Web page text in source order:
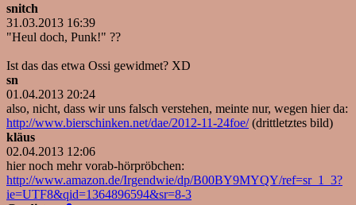
snitch
31.03.2013 16:39
"Heul doch, Punk!" ??
Ist das das etwa Ossi gewidmet? XD
sn
01.04.2013 20:24
also, nicht, dass wir uns falsch verstehen, meinte nur, wegen hier da:
http://www.bierschinken.net/dae/2012-11-24foe/(drittletztes bild)
kläus
02.04.2013 12:06
hier noch mehr vorab-hörpröbchen:
http://www.amazon.de/Irgendwie/dp/B00BY9MYQY/ref=sr_1_3?
ie=UTF8&qid=1364896594&sr=8-3